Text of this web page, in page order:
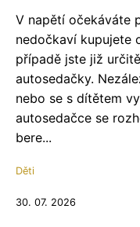
V napětí očekáváte
nedočkaví kupujete
případě jste již
autosedačky.
nebo se s dítětem
autosedačce se
bere...
Děti
30. 07. 2026